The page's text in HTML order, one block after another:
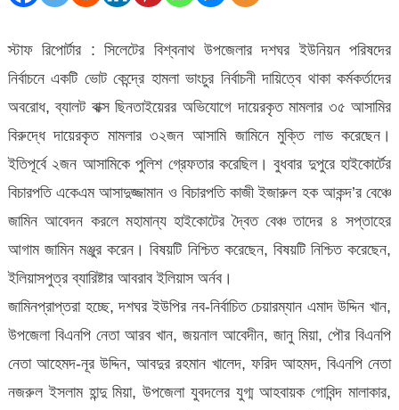
জনের
আগাম
জামিন
স্টাফ রিপোর্টার : সিলেটের বিশ্বনাথ উপজেলার দশঘর ইউনিয়ন পরিষদের
নির্বাচনে একটি ভোট কেন্দ্রে হামলা ভাংচুর নির্বাচনী দায়িত্বে থাকা কর্মকর্তাদের
অবরোধ, ব্যালট বাক্স ছিনতাইয়েরর অভিযোগে দায়েরকৃত মামলার ৩৫ আসামির
বিরুদ্ধে দায়েরকৃত মামলার ৩২জন আসামি জামিনে মুক্তি লাভ করেছেন।
ইতিপূর্বে ২জন আসামিকে পুলিশ গ্রেফতার করেছিল। বুধবার দুপুরে হাইকোর্টের
বিচারপতি একেএম আসাদুজ্জামান ও বিচারপতি কাজী ইজারুল হক আকন্দ’র বেঞ্চে
জামিন আবেদন করলে মহামান্য হাইকোটের দ্বৈত বেঞ্চ তাদের ৪ সপ্তাহের
আগাম জামিন মঞ্জুর করেন। বিষয়টি নিশ্চিত করেছেন, বিষয়টি নিশ্চিত করেছেন,
ইলিয়াসপুত্র ব্যারিষ্টার আবরাব ইলিয়াস অর্নব।
জামিনপ্রাপ্তরা হচ্ছে, দশঘর ইউপির নব-নির্বাচিত চেয়ারম্যান এমাদ উদ্দিন খান,
উপজেলা বিএনপি নেতা আরব খান, জয়নাল আবেদীন, জানু মিয়া, পৌর বিএনপি
নেতা আহেমদ-নূর উদ্দিন, আবদুর রহমান খালেদ, ফরিদ আহমদ, বিএনপি নেতা
নজরুল ইসলাম হান্দু মিয়া, উপজেলা যুবদলের যুগ্ম আহবায়ক গোবিন্দ মালাকার,